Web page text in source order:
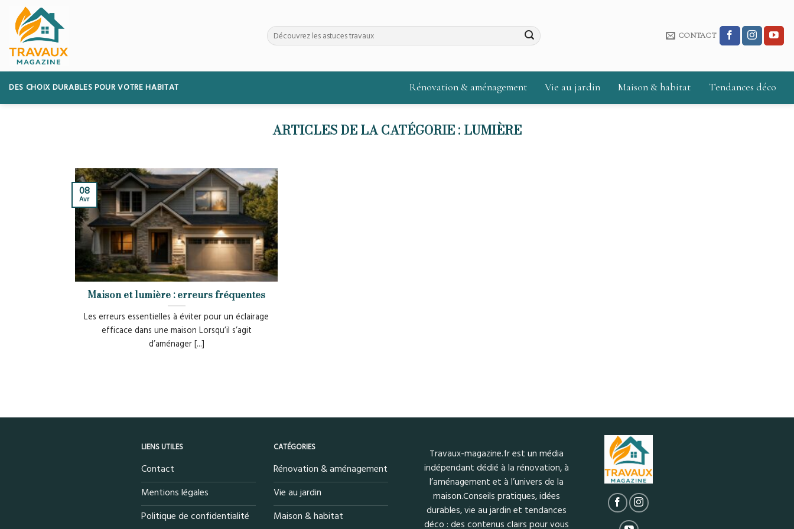
content
CONTACT
DES CHOIX DURABLES POUR VOTRE HABITAT Rénovation & aménagement Vie au jardin Maison & habitat Tendances déco
LUMIÈRE
Maison et lumière : erreurs fréquentes
Les erreurs essentielles à éviter pour un éclairage
efficace dans une maison Lorsqu’il s’agit
d’aménager [...]
08
Avr
LIENS UTILES
Contact
Mentions légales
Politique de confidentialité
CATÉGORIES
Rénovation & aménagement
Vie au jardin
Maison & habitat
Travaux-magazine.fr est un média
indépendant dédié à la rénovation, à
l’aménagement et à l’univers de la
maison.Conseils pratiques, idées
durables, vie au jardin et tendances
déco : des contenus clairs pour vous